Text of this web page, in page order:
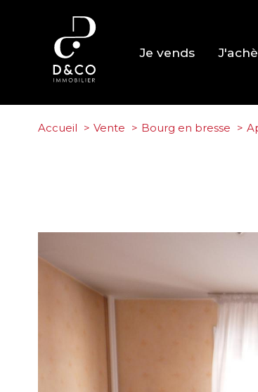
Je vends
Accueil Vente Bourg en bresse